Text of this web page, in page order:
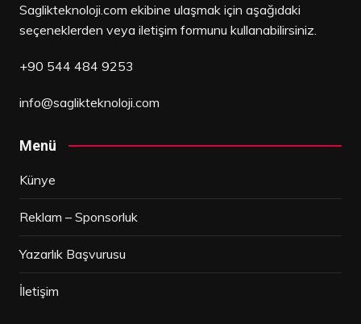
Saglikteknoloji.com ekibine ulaşmak için aşağıdaki
seçeneklerden veya iletişim formunu kullanabilirsiniz.
+90 544 484 9253
info@saglikteknoloji.com
Menü
Künye
Reklam – Sponsorluk
Yazarlık Başvurusu
İletişim